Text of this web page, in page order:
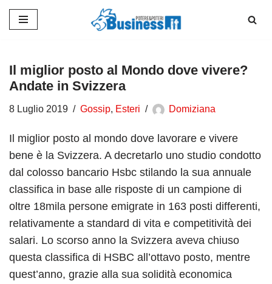
contenuto
Il miglior posto al Mondo dove vivere?
Andate in Svizzera
8 Luglio 2019 Gossip, Esteri Domiziana
Il miglior posto al mondo dove lavorare e vivere
bene è la Svizzera. A decretarlo uno studio condotto
dal colosso bancario Hsbc stilando la sua annuale
classifica in base alle risposte di un campione di
oltre 18mila persone emigrate in 163 posti differenti,
relativamente a standard di vita e competitività dei
salari. Lo scorso anno la Svizzera aveva chiuso
questa classifica di HSBC all’ottavo posto, mentre
quest’anno, grazie alla sua solidità economica